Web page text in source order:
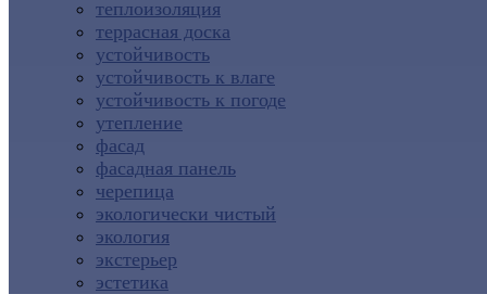
теплоизоляция
террасная доска
устойчивость
устойчивость к влаге
устойчивость к погоде
утепление
фасад
фасадная панель
черепица
экологически чистый
экология
экстерьер
эстетика